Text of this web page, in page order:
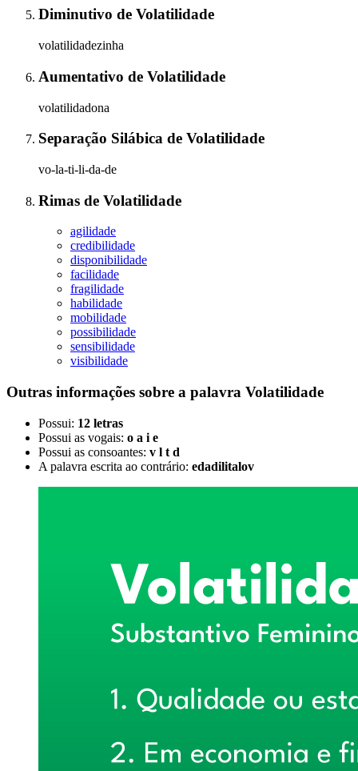
Diminutivo de Volatilidade
volatilidadezinha
Aumentativo de Volatilidade
volatilidadona
Separação Silábica de Volatilidade
vo-la-ti-li-da-de
Rimas de Volatilidade
agilidade
credibilidade
disponibilidade
facilidade
fragilidade
habilidade
mobilidade
possibilidade
sensibilidade
visibilidade
Outras informações sobre a palavra Volatilidade
Possui: 12 letras
Possui as vogais: o a i e
Possui as consoantes: v l t d
A palavra escrita ao contrário: edadilitalov